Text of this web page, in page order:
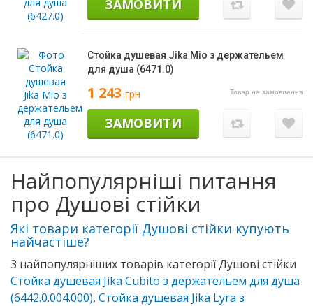
ЗАМОВИТИ
Стойка душевая Jika Mio з держательем
для душа (6471.0)
1 243 грн Товар на замовлення
ЗАМОВИТИ
Найпопулярніші питання
про Душові стійки
Які товари категорії Душові стійки купують
найчастіше?
3 найпопулярніших товарів категорії Душові стійки
Стойка душевая Jika Cubito з держательем для душа
(6442.0.004.000), Стойка душевая Jika Lyra з